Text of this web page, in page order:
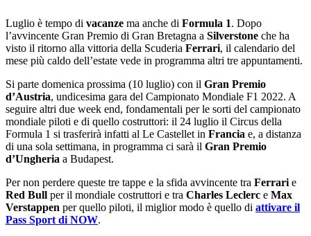
Luglio è tempo di vacanze ma anche di Formula 1. Dopo
l’avvincente Gran Premio di Gran Bretagna a Silverstone che ha
visto il ritorno alla vittoria della Scuderia Ferrari, il calendario del
mese più caldo dell’estate vede in programma altri tre appuntamenti.
Si parte domenica prossima (10 luglio) con il Gran Premio
d’Austria, undicesima gara del Campionato Mondiale F1 2022. A
seguire altri due week end, fondamentali per le sorti del campionato
mondiale piloti e di quello costruttori: il 24 luglio il Circus della
Formula 1 si trasferirà infatti al Le Castellet in Francia e, a distanza
di una sola settimana, in programma ci sarà il Gran Premio
d’Ungheria a Budapest.
Per non perdere queste tre tappe e la sfida avvincente tra Ferrari e
Red Bull per il mondiale costruttori e tra Charles Leclerc e Max
Verstappen per quello piloti, il miglior modo è quello di attivare il
Pass Sport di NOW.